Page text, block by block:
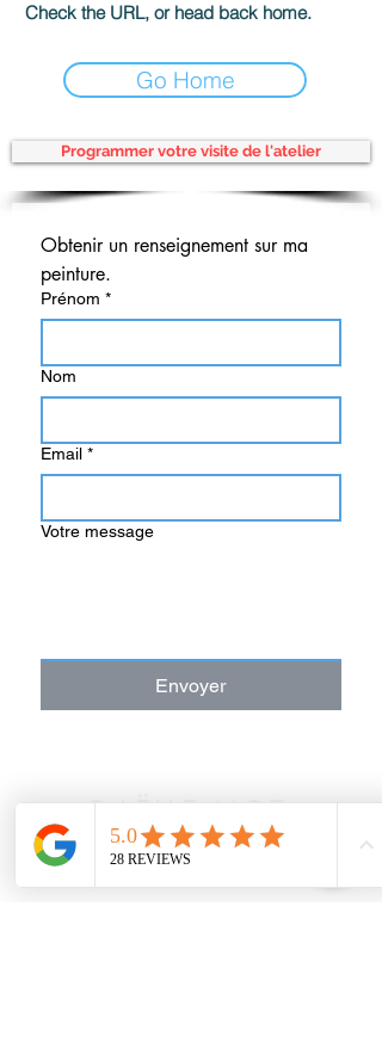
Check the URL, or head back home.
Go Home
Programmer votre visite de l'atelier
Obtenir un renseignement sur ma
peinture.
Prénom *
Nom
Email *
Votre message
Envoyer
GAËLLE MOT
artiste peintre